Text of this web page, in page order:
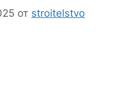
от stroitelstvo